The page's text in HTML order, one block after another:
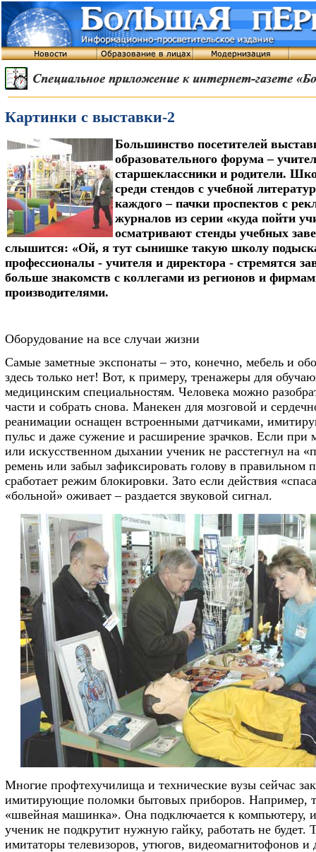
Картинки с выставки-2
Большинство посетителей
образовательного форума –
старшеклассники и родители.
среди стендов с учебной
каждого – пачки проспектов с
журналов из серии «куда пойти
осматривают стенды учебных
слышится: «Ой, я тут сынишке такую школу
профессионалы - учителя и директора - стремятся
больше знакомств с коллегами из регионов и
производителями.
Оборудование на все случаи жизни
Самые заметные экспонаты – это, конечно, мебель и
здесь только нет! Вот, к примеру, тренажеры для
медицинским специальностям. Человека можно
части и собрать снова. Манекен для мозговой и
реанимации оснащен встроенными датчиками,
пульс и даже сужение и расширение зрачков. Если при
или искусственном дыхании ученик не расстегнул на
ремень или забыл зафиксировать голову в правильном
сработает режим блокировки. Зато если действия
«больной» оживает – раздается звуковой сигнал.
Многие профтехучилища и технические вузы сейчас
имитирующие поломки бытовых приборов. Например,
«швейная машинка». Она подключается к компьютеру,
ученик не подкрутит нужную гайку, работать не будет.
имитаторы телевизоров, утюгов, видеомагнитофонов и